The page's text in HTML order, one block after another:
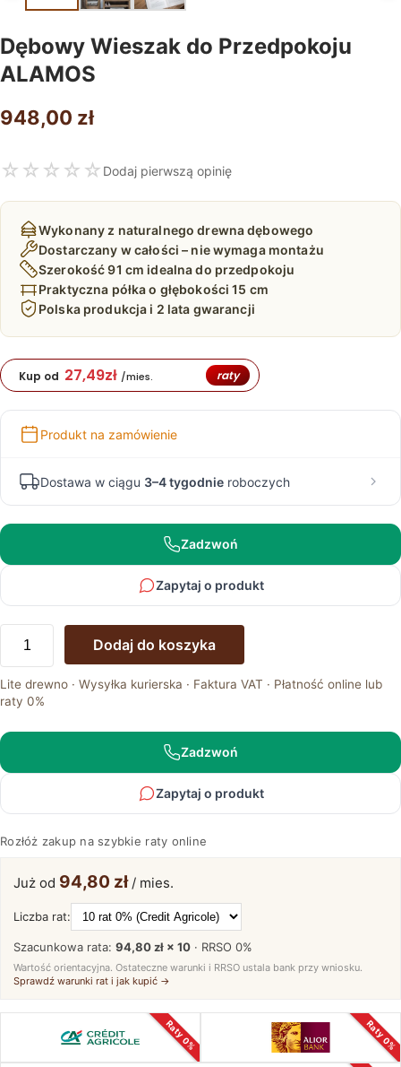
Dębowy Wieszak do Przedpokoju
ALAMOS
948,00 zł
☆ ☆ ☆ ☆ ☆ Dodaj pierwszą opinię
Wykonany z naturalnego drewna dębowego
Dostarczany w całości – nie wymaga montażu
Szerokość 91 cm idealna do przedpokoju
Praktyczna półka o głębokości 15 cm
Polska produkcja i 2 lata gwarancji
Kup od 27,49zł /mies. raty
Produkt na zamówienie
Dostawa w ciągu 3–4 tygodnie roboczych
Zadzwoń
Zapytaj o produkt
Dębowy
Wieszak
do
Przedpokoju
ALAMOS
Dodaj do koszyka
Lite drewno · Wysyłka kurierska · Faktura VAT · Płatność online lub
raty 0%
Zadzwoń
Zapytaj o produkt
Rozłóż zakup na szybkie raty online
Już od 94,80 zł/ mies.
Liczba rat:
Szacunkowa rata: 94,80 zł × 10 · RRSO 0%
Wartość orientacyjna. Ostateczne warunki i RRSO ustala bank przy wniosku.
Sprawdź warunki rat i jak kupić →
Raty 0%
Raty 0%